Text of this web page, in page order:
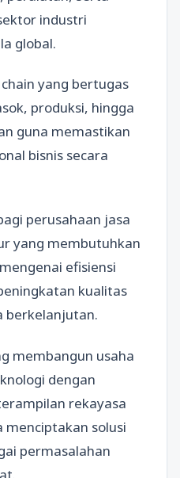
industri
global.
yang bertugas
produksi, hingga
guna memastikan
bisnis secara
perusahaan jasa
yang membutuhkan
efisiensi
kualitas
berkelanjutan.
membangun usaha
dengan
rekayasa
solusi
permasalahan